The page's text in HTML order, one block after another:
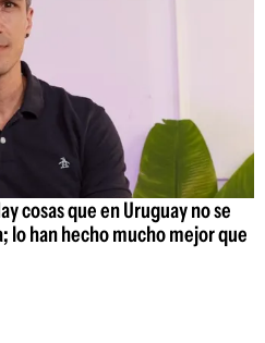
cosas que en Uruguay no se
lo han hecho mucho mejor que